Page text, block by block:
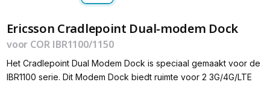
Ericsson Cradlepoint Dual-modem Dock
voor COR IBR1100/1150
Het Cradlepoint Dual Modem Dock is speciaal gemaakt voor de
IBR1100 serie. Dit Modem Dock biedt ruimte voor 2 3G/4G/LTE